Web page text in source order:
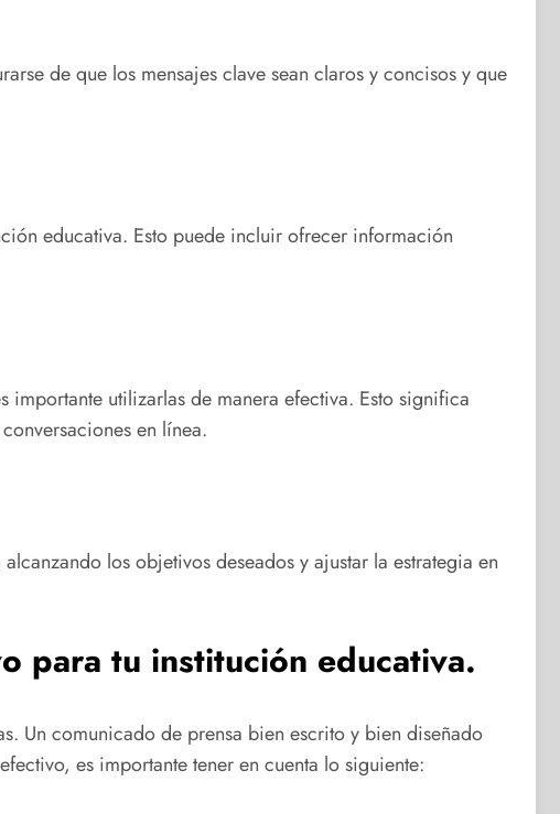
de que los mensajes clave sean claros y concisos y que
educativa. Esto puede incluir ofrecer información
utilizarlas de manera efectiva. Esto significa
en línea.
los objetivos deseados y ajustar la estrategia en
para tu institución educativa.
Un comunicado de prensa bien escrito y bien diseñado
es importante tener en cuenta lo siguiente: